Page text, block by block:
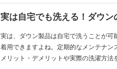
実は自宅でも洗える！ダウン
実は、ダウン製品は自宅で洗うことが
着用できますよね。定期的なメンテナン
メリット・デメリットや実際の洗濯方法